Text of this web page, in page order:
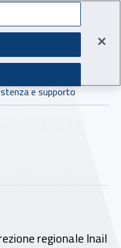
- Apertura in nuova finestra
Apertura in nuova finestra
- Sito esterno - Apertura in
- Sito esterno -
Youtube - Sito esterno -
Tiktok - SitoSpreaker -
in:tutto INAIL.it
e supporto
regionale Inail